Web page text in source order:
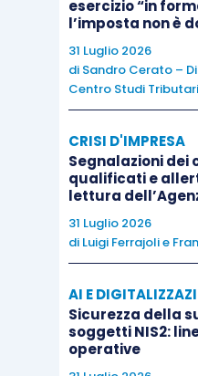
infine,
superato il
finanziamento
potranno
senza
24 ore, in
pagamento
condizioni di
esercizio “in
l’imposta non è
31 Luglio 2026
di Sandro Cerato –
Centro Studi Tributari
CRISI D'IMPRESA
Segnalazioni
qualificati e
lettura
31 Luglio 2026
di Luigi Ferrajolie
AI E
Sicurezza della
soggetti NIS2:
operative